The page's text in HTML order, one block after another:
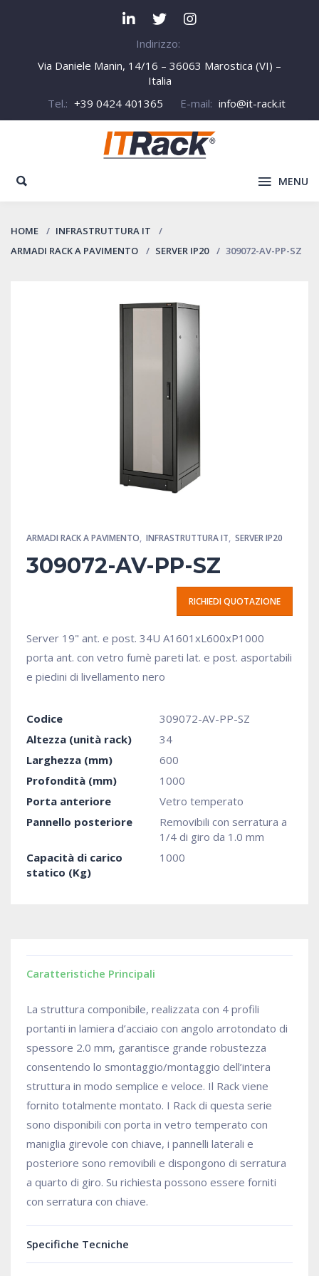
Indirizzo:
Via Daniele Manin, 14/16 – 36063 Marostica (VI) –
Italia
Tel.: +39 0424 401365 E-mail: info@it-rack.it
MENU
HOME
INFRASTRUTTURA IT
ARMADI RACK A PAVIMENTO
SERVER IP20 309072-AV-PP-SZ
ARMADI RACK A PAVIMENTO, INFRASTRUTTURA IT, SERVER IP20
309072-AV-PP-SZ
RICHIEDI QUOTAZIONE
Server 19" ant. e post. 34U A1601xL600xP1000
porta ant. con vetro fumè pareti lat. e post. asportabili
e piedini di livellamento nero
Codice
309072-AV-PP-SZ
Altezza (unità rack)
34
Larghezza (mm)
600
Profondità (mm)
1000
Porta anteriore
Vetro temperato
Pannello posteriore
Removibili con serratura a
1/4 di giro da 1.0 mm
Capacità di carico
statico (Kg)
1000
Caratteristiche Principali
La struttura componibile, realizzata con 4 profili
portanti in lamiera d’acciaio con angolo arrotondato di
spessore 2.0 mm, garantisce grande robustezza
consentendo lo smontaggio/montaggio dell’intera
struttura in modo semplice e veloce. Il Rack viene
fornito totalmente montato. I Rack di questa serie
sono disponibili con porta in vetro temperato con
maniglia girevole con chiave, i pannelli laterali e
posteriore sono removibili e dispongono di serratura
a quarto di giro. Su richiesta possono essere forniti
con serratura con chiave.
Specifiche Tecniche